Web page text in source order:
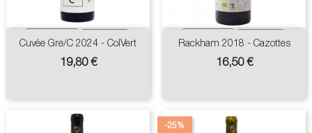
Cuvée Gre/C 2024 - ColVert
Prix
19,80 €
Rackham 2018 - Cazottes
Prix
16,50 €
-25%